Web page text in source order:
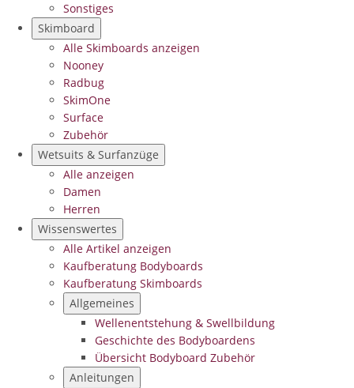
Sonstiges
Skimboard
Alle Skimboards anzeigen
Nooney
Radbug
SkimOne
Surface
Zubehör
Wetsuits & Surfanzüge
Alle anzeigen
Damen
Herren
Wissenswertes
Alle Artikel anzeigen
Kaufberatung Bodyboards
Kaufberatung Skimboards
Allgemeines
Wellenentstehung & Swellbildung
Geschichte des Bodyboardens
Übersicht Bodyboard Zubehör
Anleitungen